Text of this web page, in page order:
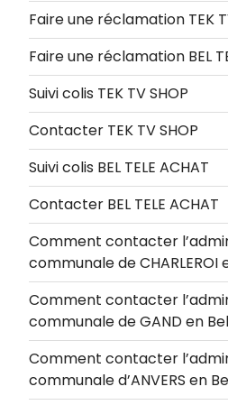
Faire une réclamation TEK
Faire une réclamation BEL
Suivi colis TEK TV SHOP
Contacter TEK TV SHOP
Suivi colis BEL TELE ACHAT
Contacter BEL TELE ACHAT
Comment contacter
communale de CHARLEROI
Comment contacter
communale de GAND en
Comment contacter
communale d’ANVERS en